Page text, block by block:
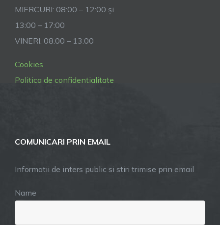
MIERCURI: 08:00 – 12:00 și
13:00 – 17:00
VINERI: 08:00 – 13:00
Cookies
Politica de confidentialitate
COMUNICARI PRIN EMAIL
Informatii de inters public si stiri trimise prin email
Name